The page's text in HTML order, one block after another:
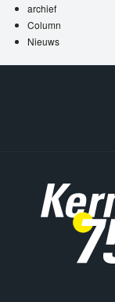
archief
Column
Nieuws